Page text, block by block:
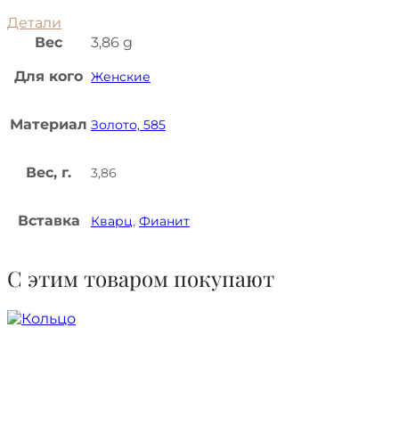
Детали
Вес
3,86 g
Для кого Женские
Материал Золото, 585
Вес, г. 3,86
Вставка Кварц, Фианит
С этим товаром покупают